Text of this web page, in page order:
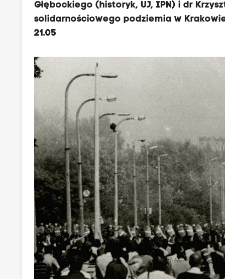
Głębockiego (historyk, UJ, IPN) i dr
solidarnościowego podziemia w
21.05